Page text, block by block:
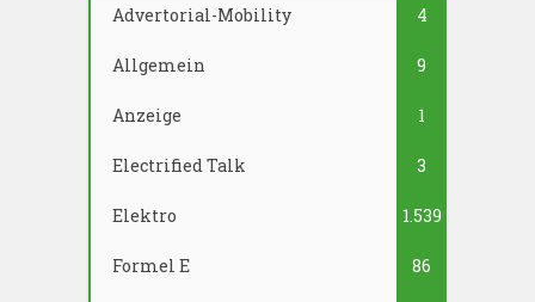
Advertorial-Mobility 4
Allgemein 9
Anzeige 1
Electrified Talk 3
Elektro 1.539
Formel E 86